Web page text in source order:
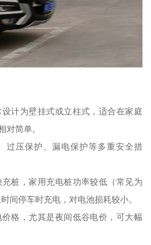
计为壁挂式或立柱式，适合在家庭
对简单。
过压保护、漏电保护等多重安全措
桩，家用充电桩功率较低（常见为
间停车时充电，对电池损耗较小。
格，尤其是夜间低谷电价，可大幅